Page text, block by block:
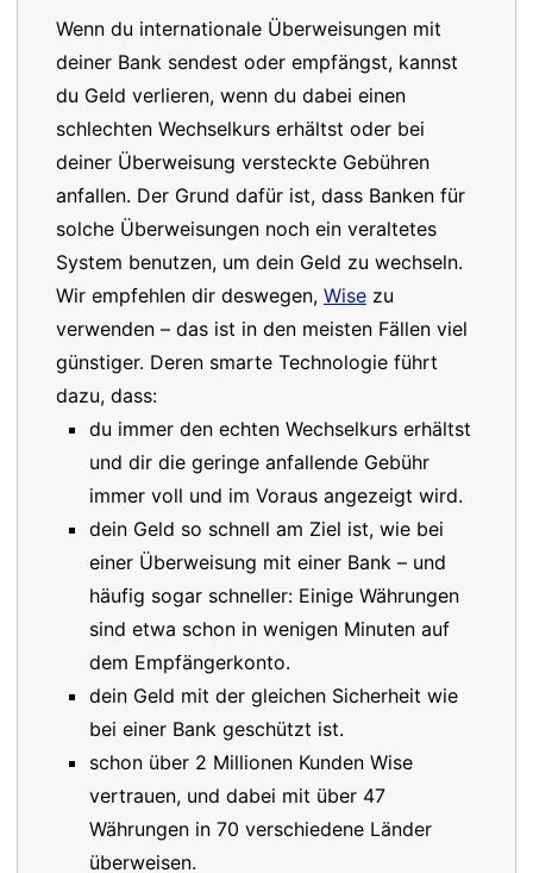
Wenn du internationale Überweisungen mit
deiner Bank sendest oder empfängst, kannst
du Geld verlieren, wenn du dabei einen
schlechten Wechselkurs erhältst oder bei
deiner Überweisung versteckte Gebühren
anfallen. Der Grund dafür ist, dass Banken für
solche Überweisungen noch ein veraltetes
System benutzen, um dein Geld zu wechseln.
Wir empfehlen dir deswegen, Wise zu
verwenden – das ist in den meisten Fällen viel
günstiger. Deren smarte Technologie führt
dazu, dass:
du immer den echten Wechselkurs erhältst
und dir die geringe anfallende Gebühr
immer voll und im Voraus angezeigt wird.
dein Geld so schnell am Ziel ist, wie bei
einer Überweisung mit einer Bank – und
häufig sogar schneller: Einige Währungen
sind etwa schon in wenigen Minuten auf
dem Empfängerkonto.
dein Geld mit der gleichen Sicherheit wie
bei einer Bank geschützt ist.
schon über 2 Millionen Kunden Wise
vertrauen, und dabei mit über 47
Währungen in 70 verschiedene Länder
überweisen.